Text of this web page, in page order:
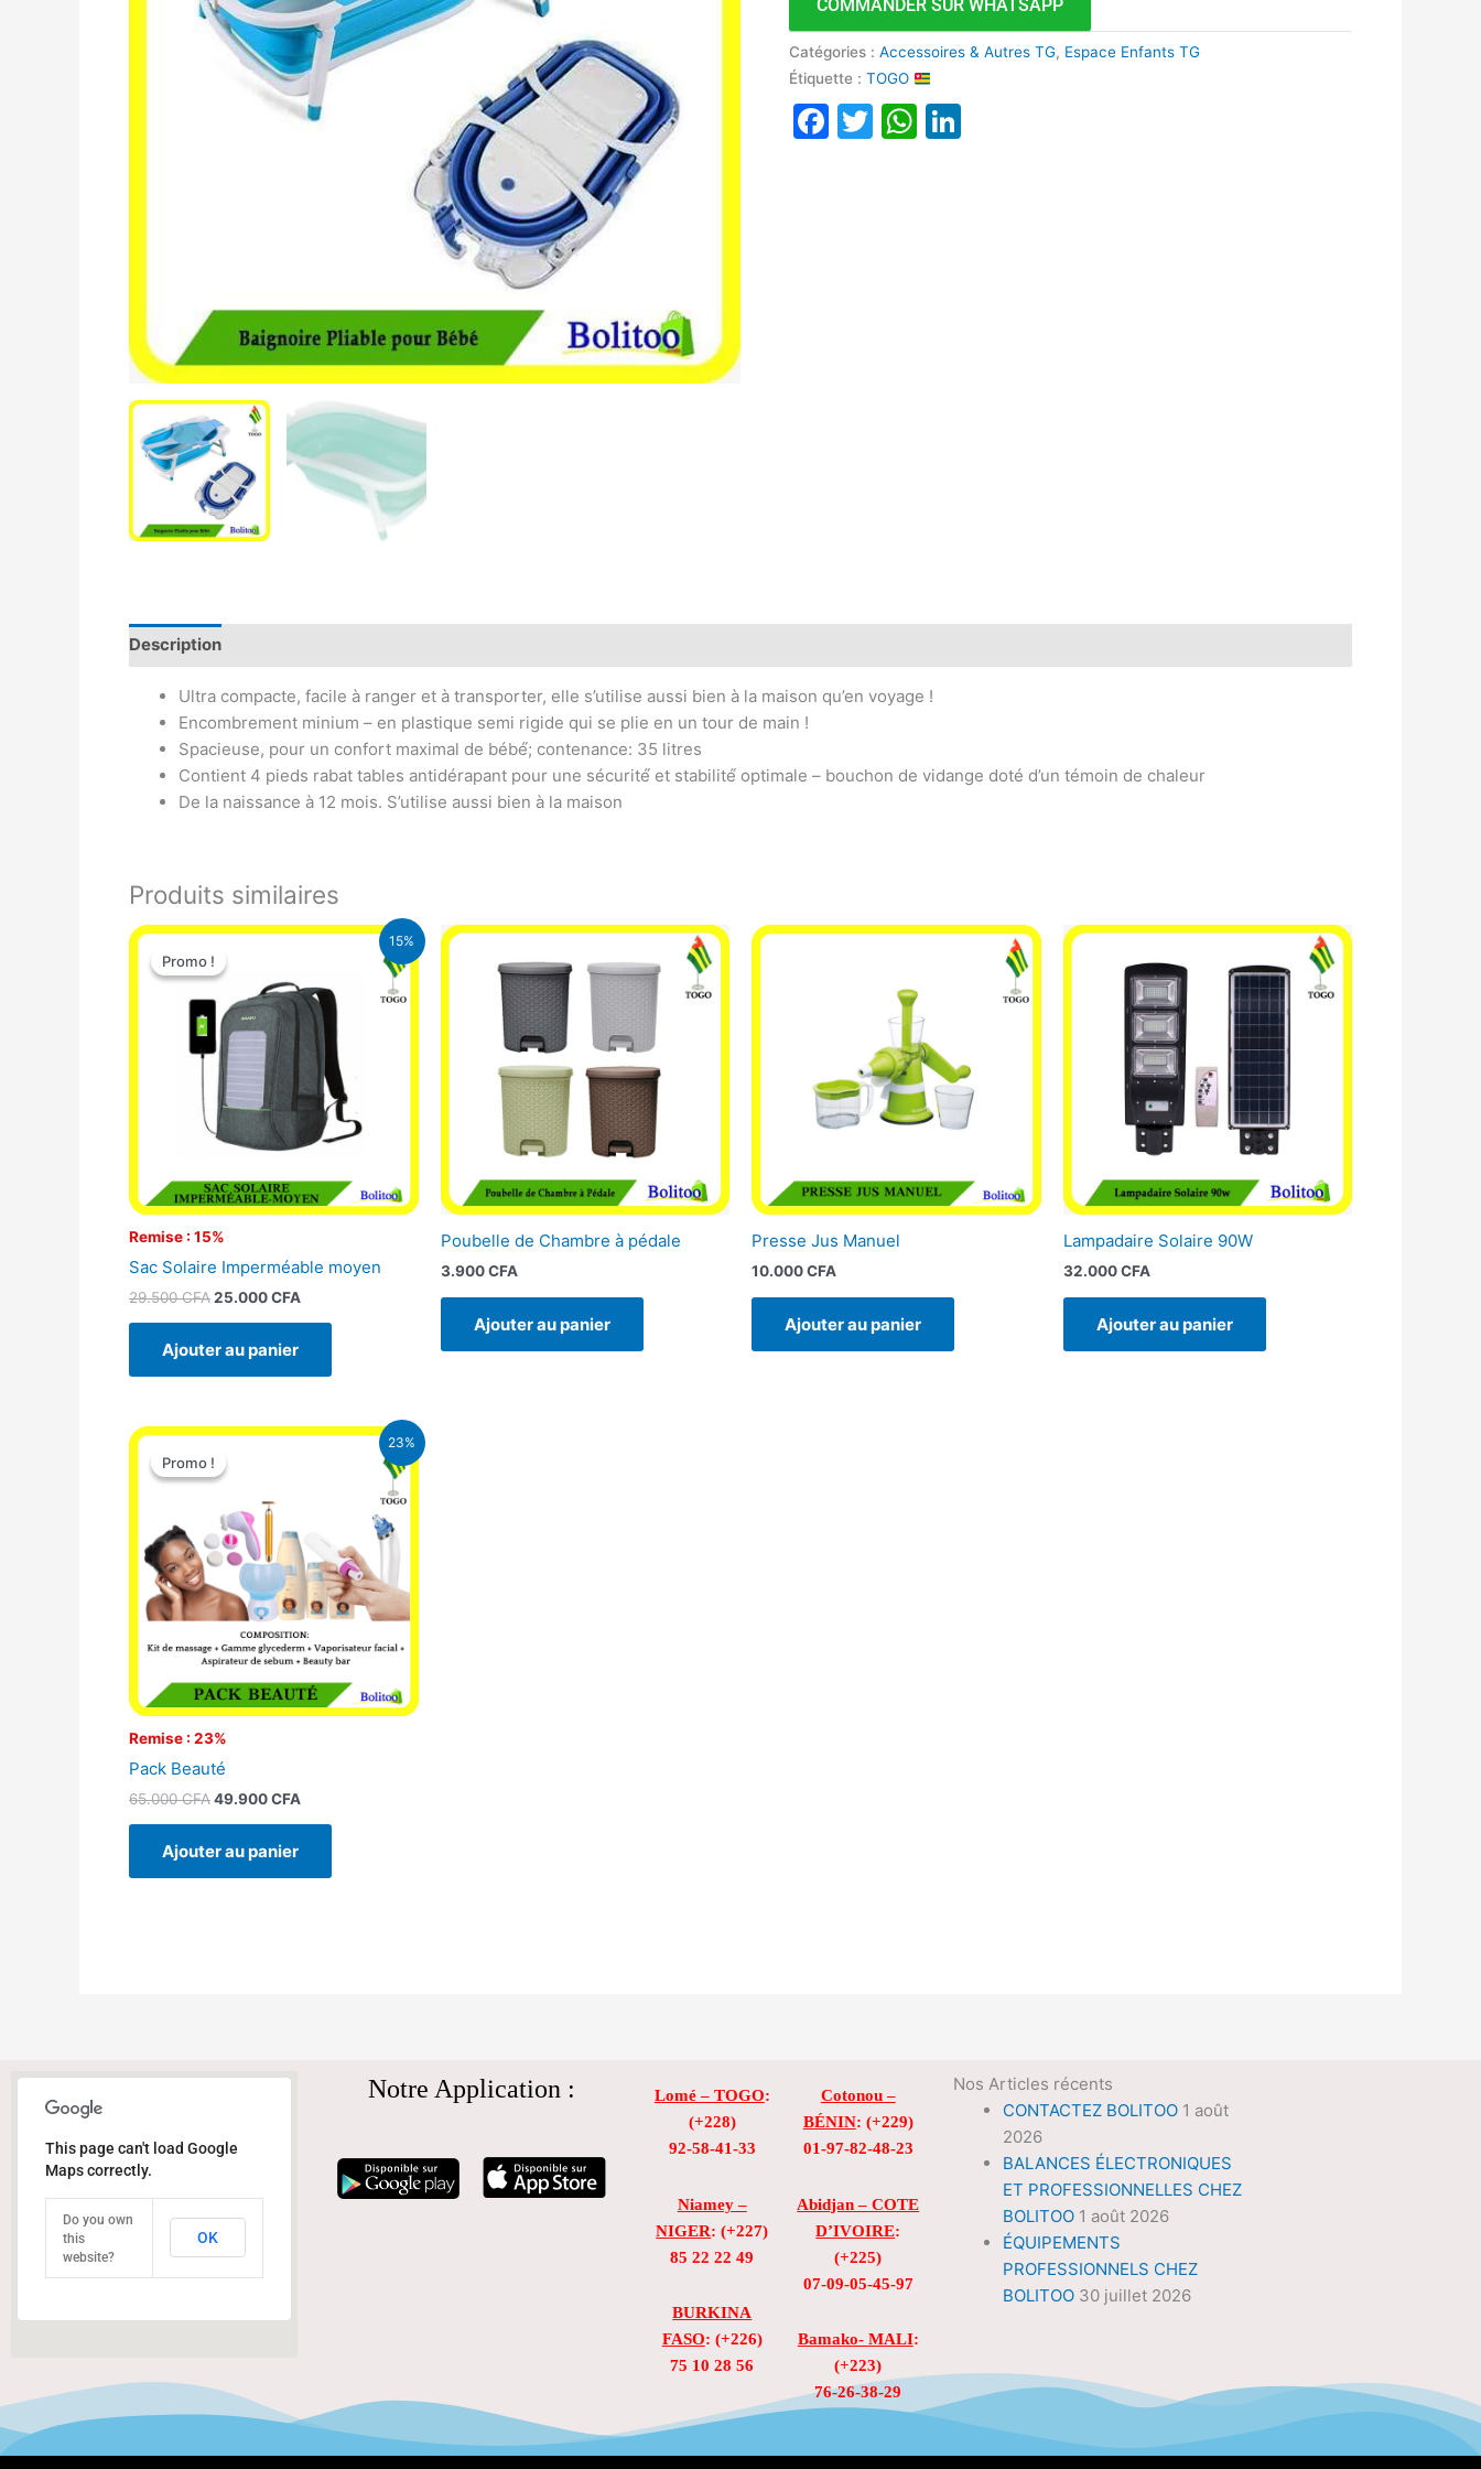
COMMANDER SUR WHATSAPP
Catégories :Accessoires & Autres TG, Espace Enfants TG
Étiquette :TOGO
Facebook
TwitterWhatsApp
Description
Ultra compacte, facile à ranger et à transporter, elle s’utilise aussi bien à la maison qu’en voyage !
Encombrement minium – en plastique semi rigide qui se plie en un tour de main !
Spacieuse, pour un confort maximal de bébé́; contenance: 35 litres
Contient 4 pieds rabat tables antidérapant pour une sécurité́ et stabilité́ optimale – bouchon de vidange doté d’un témoin de chaleur
De la naissance à 12 mois. S’utilise aussi bien à la maison
Produits similaires
15%
Promo !
Remise : 15%
Promo !
Sac Solaire Imperméable moyen
29.500CFA
Le
prix
initial
29.500 CFA.
25.000CFA
Le
est :
25.000 CFA.
Ajouter au panier
Poubelle de Chambre à pédale
3.900CFA
Ajouter au panier
Presse Jus Manuel
10.000CFA
Ajouter au panier
Lampadaire Solaire 90W
32.000CFA
Ajouter au panier
23%
Promo !
Remise : 23%
Promo !
Pack Beauté
65.000CFA
Le
prix
initial
65.000 CFA.
49.900CFA
Le
49.900 CFA.
Ajouter au panier
This page can't load Google
Maps correctly.
Do you own
this
website?
OK
Notre Application : Lomé – TOGO:
(+228)
92-58-41-33
Niamey –
NIGER: (+227)
85 22 22 49
BURKINA
FASO: (+226)
75 10 28 56
Cotonou –
BÉNIN: (+229)
01-97-82-48-23
Abidjan – COTE
D’IVOIRE:
(+225)
07-09-05-45-97
Bamako- MALI:
(+223)
76-26-38-29
Nos Articles récents
CONTACTEZ BOLITOO 1 août
2026
BALANCES ÉLECTRONIQUES
ET PROFESSIONNELLES CHEZ
BOLITOO 1 août 2026
ÉQUIPEMENTS
PROFESSIONNELS CHEZ
BOLITOO 30 juillet 2026